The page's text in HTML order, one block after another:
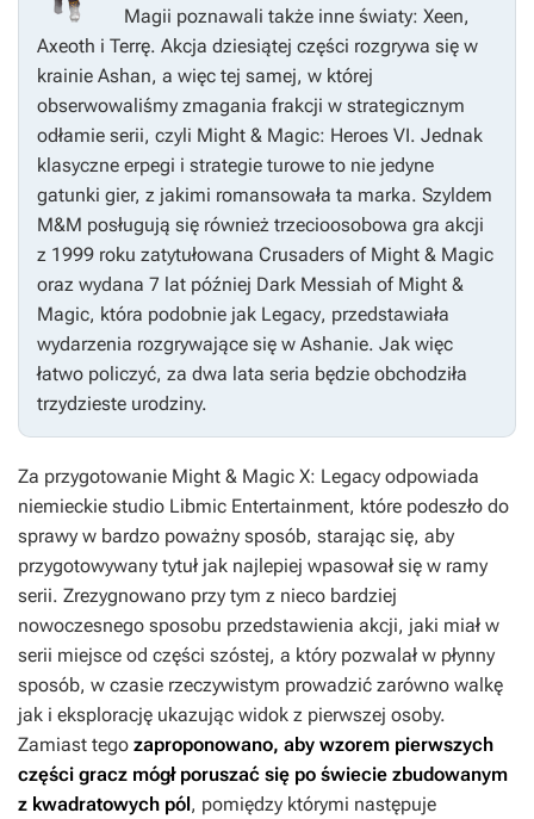
Magii poznawali także inne światy: Xeen,
Axeoth i Terrę. Akcja dziesiątej części rozgrywa się w
krainie Ashan, a więc tej samej, w której
obserwowaliśmy zmagania frakcji w strategicznym
odłamie serii, czyli Might & Magic: Heroes VI. Jednak
klasyczne erpegi i strategie turowe to nie jedyne
gatunki gier, z jakimi romansowała ta marka. Szyldem
M&M posługują się również trzecioosobowa gra akcji
z 1999 roku zatytułowana Crusaders of Might & Magic
oraz wydana 7 lat później Dark Messiah of Might &
Magic, która podobnie jak Legacy, przedstawiała
wydarzenia rozgrywające się w Ashanie. Jak więc
łatwo policzyć, za dwa lata seria będzie obchodziła
trzydzieste urodziny.
Za przygotowanie Might & Magic X: Legacy odpowiada
niemieckie studio Libmic Entertainment, które podeszło do
sprawy w bardzo poważny sposób, starając się, aby
przygotowywany tytuł jak najlepiej wpasował się w ramy
serii. Zrezygnowano przy tym z nieco bardziej
nowoczesnego sposobu przedstawienia akcji, jaki miał w
serii miejsce od części szóstej, a który pozwalał w płynny
sposób, w czasie rzeczywistym prowadzić zarówno walkę
jak i eksplorację ukazując widok z pierwszej osoby.
Zamiast tego zaproponowano, aby wzorem pierwszych
części gracz mógł poruszać się po świecie zbudowanym
z kwadratowych pól , pomiędzy którymi następuje